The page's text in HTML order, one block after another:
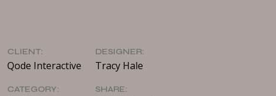
CLIENT:
Qode Interactive
DESIGNER:
Tracy Hale
CATEGORY: SHARE: